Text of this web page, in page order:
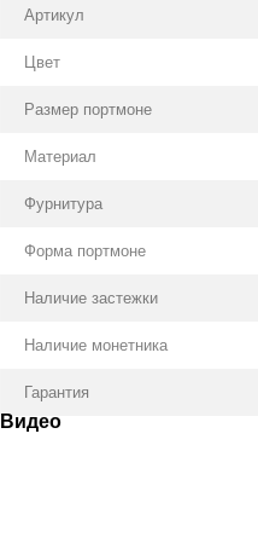
Артикул
Цвет
Размер портмоне
Материал
Фурнитура
Форма портмоне
Наличие застежки
Наличие монетника
Гарантия
Видео